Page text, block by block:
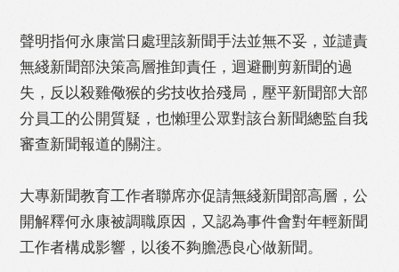
WhatsApp Email Print
聲明指何永康當日處理該新聞手法並無不妥，並譴責
無綫新聞部決策高層推卸責任，迴避刪剪新聞的過
失，反以殺雞儆猴的劣技收拾殘局，壓平新聞部大部
分員工的公開質疑，也懶理公眾對該台新聞總監自我
審查新聞報道的關注。
大專新聞教育工作者聯席亦促請無綫新聞部高層，公
開解釋何永康被調職原因，又認為事件會對年輕新聞
工作者構成影響，以後不夠膽憑良心做新聞。